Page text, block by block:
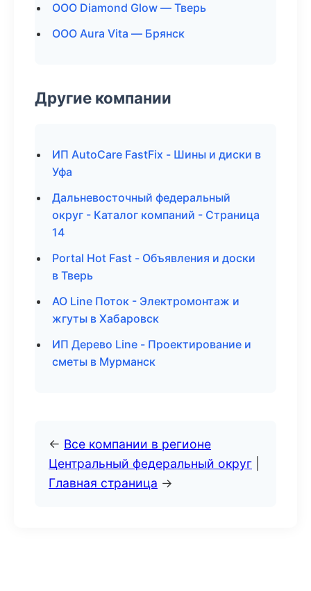
ООО Diamond Glow — Тверь
ООО Aura Vita — Брянск
Другие компании
ИП AutoCare FastFix - Шины и диски в
Уфа
Дальневосточный федеральный
округ - Каталог компаний - Страница
14
Portal Hot Fast - Объявления и доски
в Тверь
АО Line Поток - Электромонтаж и
жгуты в Хабаровск
ИП Дерево Line - Проектирование и
сметы в Мурманск
← Все компании в регионе
Центральный федеральный округ
Главная страница →